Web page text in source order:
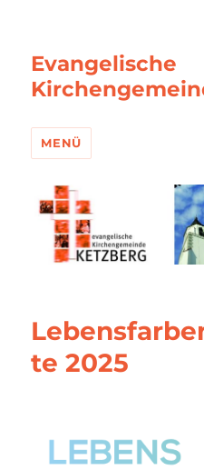
Evangelische
MENÜ
te 2025